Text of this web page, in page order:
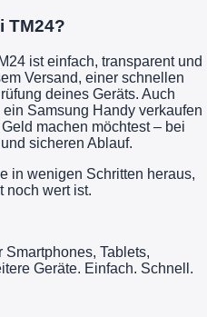
TM24?
ist einfach, transparent und
Versand, einer schnellen
deines Geräts. Auch
Samsung Handy verkaufen
machen möchtest – bei
sicheren Ablauf.
in wenigen Schritten heraus,
noch wert ist.
Tablets,
Geräte. Einfach. Schnell.